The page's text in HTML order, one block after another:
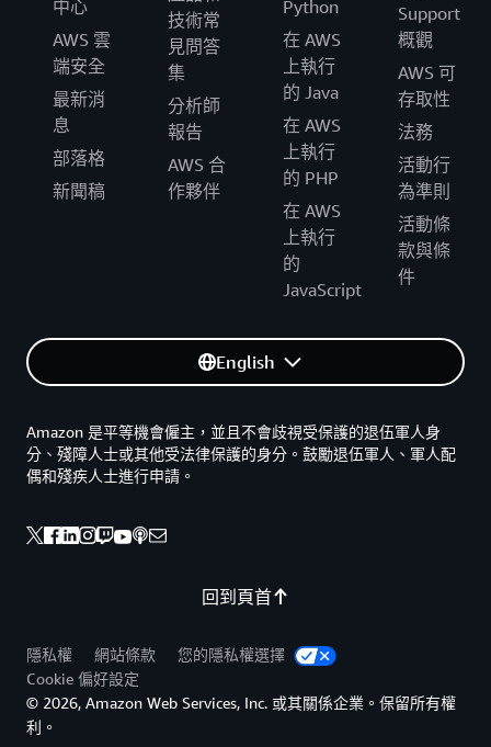
中心
AWS 雲
端安全
最新消
息
部落格
新聞稿
技術常
見問答
集
分析師
報告
AWS 合
作夥伴
Python
在 AWS
上執行
的 Java
在 AWS
上執行
的 PHP
在 AWS
上執行
的
JavaScript
Support
概觀
AWS 可
存取性
法務
活動行
為準則
活動條
款與條
件
English
回到頁首
Amazon 是平等機會僱主，並且不會歧視受保護的退伍軍人身
分、殘障人士或其他受法律保護的身分。鼓勵退伍軍人、軍人配
偶和殘疾人士進行申請。
隱私權 網站條款
您的隱私權選擇
Cookie 偏好設定
© 2026, Amazon Web Services, Inc. 或其關係企業。保留所有權
利。